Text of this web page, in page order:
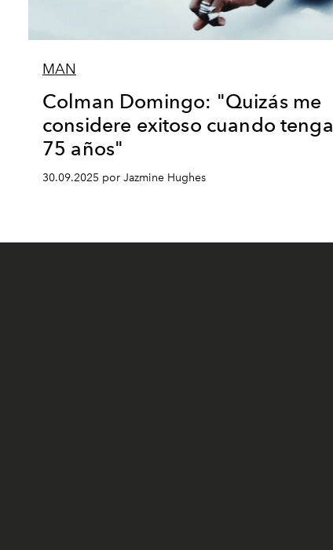
MAN
Colman Domingo: "Quizás me
considere exitoso cuando tenga
75 años"
30.09.2025 por Jazmine Hughes